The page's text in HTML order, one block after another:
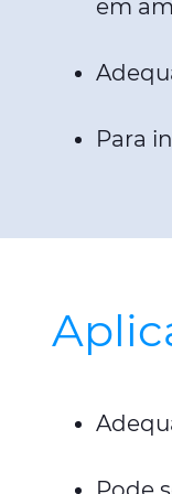
em
Para